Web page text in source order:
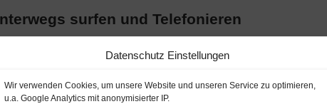
Datenschutz Einstellungen
Wir verwenden Cookies, um unsere Website und unseren Service zu optimieren,
u.a. Google Analytics mit anonymisierter IP.
surfen und Telefonieren
passendem Handy, Smartphone oder
mobilem Router: bei der Telekom in
surfen per leistungsstarkerLTE oder HSPA
Verbindung.